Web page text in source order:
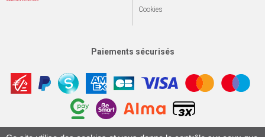
Cookies
Paiements sécurisés